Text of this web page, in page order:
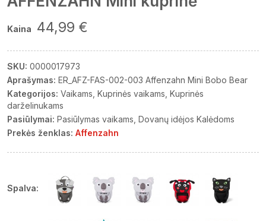
Kaina 44,99 €
SKU: 0000017973
Aprašymas: ER_AFZ-FAS-002-003 Affenzahn Mini Bobo Bear
Kategorijos: Vaikams Kuprinės vaikams Kuprinės
darželinukams
Pasiūlymai: Pasiūlymas vaikams Dovanų idėjos Kalėdoms
Prekės ženklas: Affenzahn
Spalva: